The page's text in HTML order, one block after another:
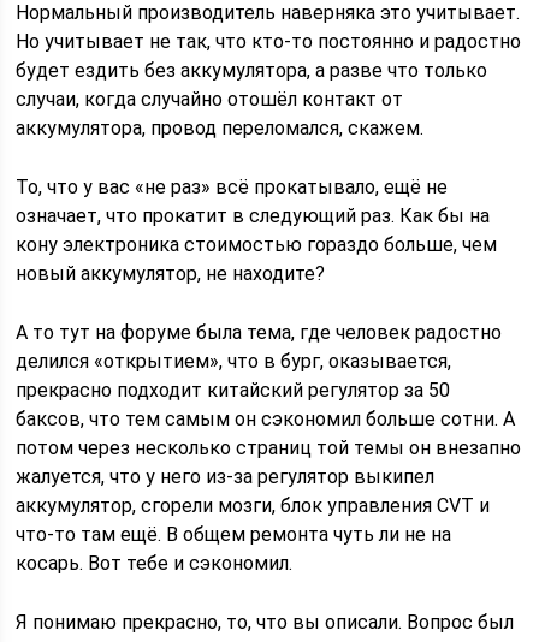
Нормальный производитель наверняка это учитывает.
Но учитывает не так, что кто-то постоянно и радостно
будет ездить без аккумулятора, а разве что только
случаи, когда случайно отошёл контакт от
аккумулятора, провод переломался, скажем.
То, что у вас «не раз» всё прокатывало, ещё не
означает, что прокатит в следующий раз. Как бы на
кону электроника стоимостью гораздо больше, чем
новый аккумулятор, не находите?
А то тут на форуме была тема, где человек радостно
делился «открытием», что в бург, оказывается,
прекрасно подходит китайский регулятор за 50
баксов, что тем самым он сэкономил больше сотни. А
потом через несколько страниц той темы он внезапно
жалуется, что у него из-за регулятор выкипел
аккумулятор, сгорели мозги, блок управления CVT и
что-то там ещё. В общем ремонта чуть ли не на
косарь. Вот тебе и сэкономил.
Я понимаю прекрасно, то, что вы описали. Вопрос был